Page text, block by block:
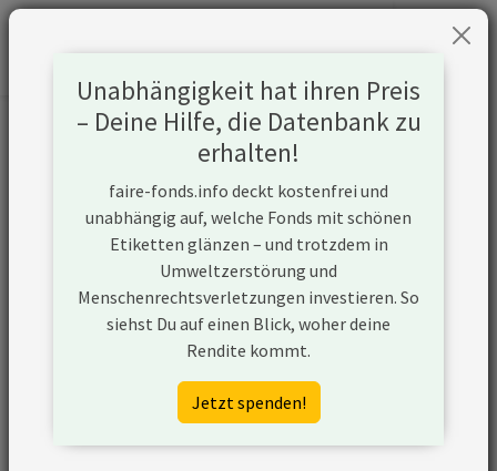
Informationen zum Unternehmen
Bunge Global SA
https://bunge.com/
Konflikte
Bunge ist ein globales
Agrarunternehmen, das in
rund 40 Ländern tätig ist und
sich mit der Verarbeitung,
Unabhängigkeit hat ihren Preis
– Deine Hilfe, die Datenbank zu
erhalten!
faire-fonds.info deckt kostenfrei und
unabhängig auf, welche Fonds mit schönen
Etiketten glänzen – und trotzdem in
Umweltzerstörung und
Menschenrechtsverletzungen investieren. So
siehst Du auf einen Blick, woher deine
Rendite kommt.
Jetzt spenden!